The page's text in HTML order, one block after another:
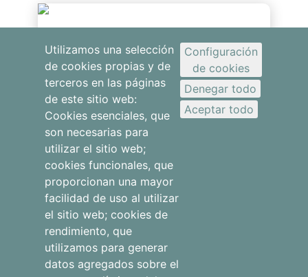
Viaja con tu mascota
Viajar con tu mascota es lo que más feliz
te hace, y lo sabemos
Utilizamos una selección
de cookies propias y de
terceros en las páginas
de este sitio web:
Cookies esenciales, que
son necesarias para
utilizar el sitio web;
cookies funcionales, que
proporcionan una mayor
facilidad de uso al utilizar
el sitio web; cookies de
rendimiento, que
utilizamos para generar
datos agregados sobre el
Configuración
de cookies
Denegar todo
Aceptar todo
Apartamentos
alojamientos